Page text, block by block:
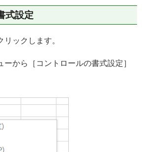
式設定
リックします。
ーから［コントロールの書式設定］